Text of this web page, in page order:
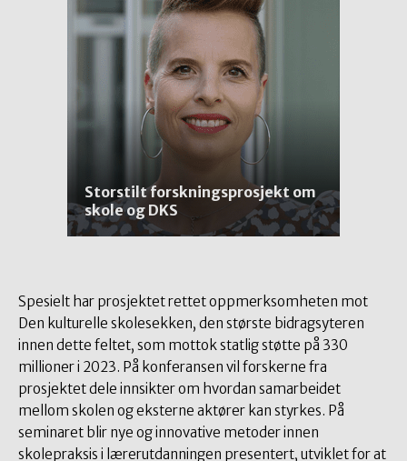
Storstilt forskningsprosjekt om
skole og DKS
Spesielt har prosjektet rettet oppmerksomheten mot
Den kulturelle skolesekken, den største bidragsyteren
innen dette feltet, som mottok statlig støtte på 330
millioner i 2023. På konferansen vil forskerne fra
prosjektet dele innsikter om hvordan samarbeidet
mellom skolen og eksterne aktører kan styrkes. På
seminaret blir nye og innovative metoder innen
skolepraksis i lærerutdanningen presentert, utviklet for at